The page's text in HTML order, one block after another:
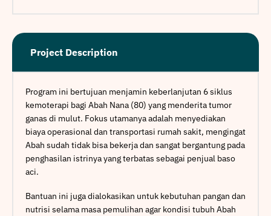
Project Description
Program ini bertujuan menjamin keberlanjutan 6 siklus
kemoterapi bagi Abah Nana (80) yang menderita tumor
ganas di mulut. Fokus utamanya adalah menyediakan
biaya operasional dan transportasi rumah sakit, mengingat
Abah sudah tidak bisa bekerja dan sangat bergantung pada
penghasilan istrinya yang terbatas sebagai penjual baso
aci.
Bantuan ini juga dialokasikan untuk kebutuhan pangan dan
nutrisi selama masa pemulihan agar kondisi tubuh Abah